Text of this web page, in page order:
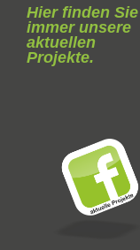
Hier finden Sie
immer unsere
aktuellen
Projekte.